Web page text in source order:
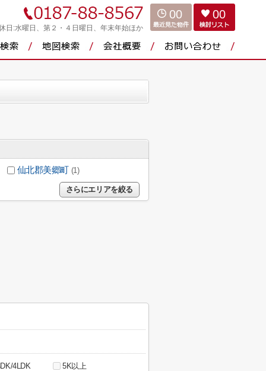
日:水曜日、第２・４日曜日、年末年始ほか
00 00
仙北郡美郷町 (1)
さらにエリアを絞る
4LDK 5K以上